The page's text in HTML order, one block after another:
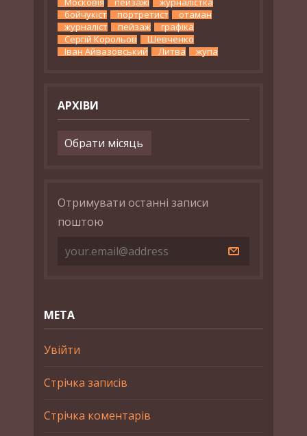
бойчукіст
портретист
отаман
журналіст
пейзаж
графіка
Сергій Корольов
Шевченко
Іван Айвазовський
Литва жупа
АРХІВИ
Архіви
Отримувати останні записи
поштою
МЕТА
Увійти
Стрічка записів
Стрічка коментарів